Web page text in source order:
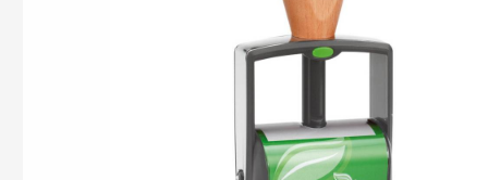
COLOP CLASSIC
COLOP CLASSIC